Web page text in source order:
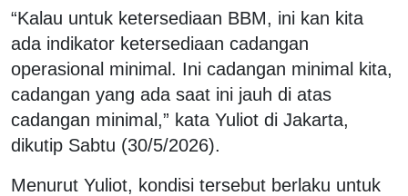
“Kalau untuk ketersediaan BBM, ini kan kita
ada indikator ketersediaan cadangan
operasional minimal. Ini cadangan minimal kita,
cadangan yang ada saat ini jauh di atas
cadangan minimal,” kata Yuliot di Jakarta,
dikutip Sabtu (30/5/2026).
Menurut Yuliot, kondisi tersebut berlaku untuk